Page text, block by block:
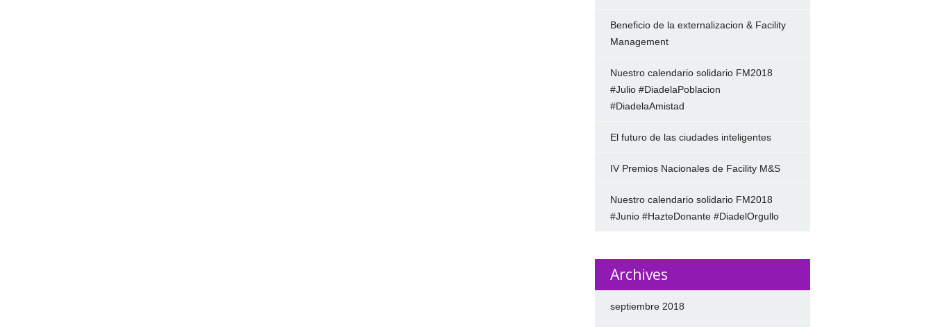
Beneficio de la externalizacion & Facility
Management
Nuestro calendario solidario FM2018
#Julio #DiadelaPoblacion
#DiadelaAmistad
El futuro de las ciudades inteligentes
IV Premios Nacionales de Facility M&S
Nuestro calendario solidario FM2018
#Junio #HazteDonante #DiadelOrgullo
Archives
septiembre 2018